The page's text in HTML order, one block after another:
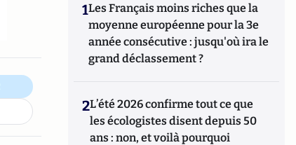
1Les Français moins riches que la
moyenne européenne pour la 3e
année consécutive : jusqu'où ira le
grand déclassement ?
2L’été 2026 confirme tout ce que
les écologistes disent depuis 50
ans : non, et voilà pourquoi